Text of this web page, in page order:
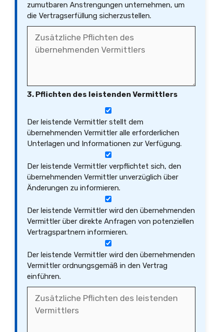
zumutbaren Anstrengungen unternehmen, um
die Vertragserfüllung sicherzustellen.
3. Pflichten des leistenden Vermittlers
Der leistende Vermittler stellt dem
übernehmenden Vermittler alle erforderlichen
Unterlagen und Informationen zur Verfügung.
Der leistende Vermittler verpflichtet sich, den
übernehmenden Vermittler unverzüglich über
Änderungen zu informieren.
Der leistende Vermittler wird den übernehmenden
Vermittler über direkte Anfragen von potenziellen
Vertragspartnern informieren.
Der leistende Vermittler wird den übernehmenden
Vermittler ordnungsgemäß in den Vertrag
einführen.